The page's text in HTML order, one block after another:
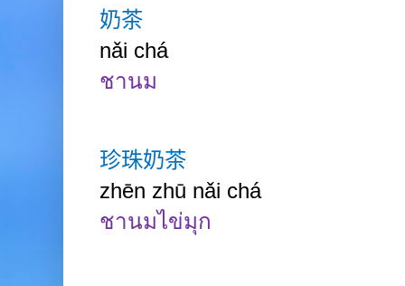
奶茶
nǎi chá
ชานม
珍珠奶茶
zhēn zhū nǎi chá
ชานมไข่มุก